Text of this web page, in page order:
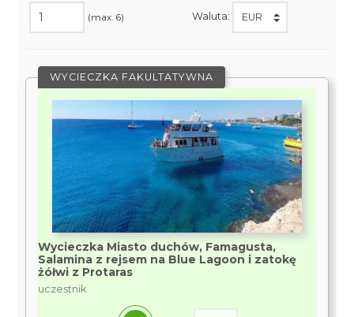
(max. 6) Waluta:
WYCIECZKA FAKULTATYWNA
Wycieczka Miasto duchów, Famagusta,
Salamina z rejsem na Blue Lagoon i zatokę
żółwi z Protaras
uczestnik